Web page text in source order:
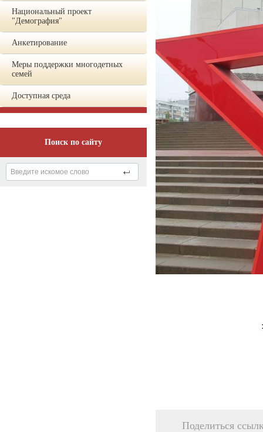
Национальный проект
"Демография"
Анкетирование
Меры поддержки многодетных
семей
Доступная среда
Поиск по сайту
Поделиться